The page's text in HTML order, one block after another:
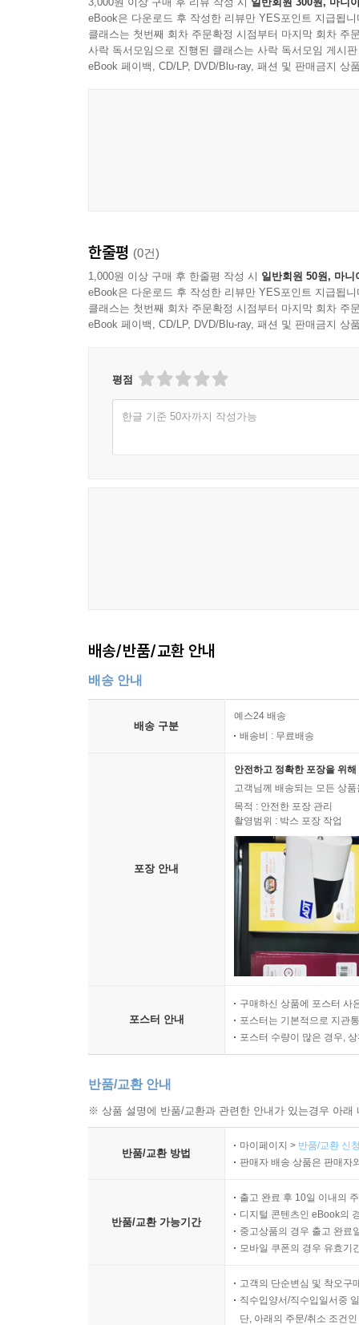
eBook은 다운로드 후 작성한 리뷰만 YES포인트 지급됩니
클래스는 첫번째 회차 주문확정 시점부터 마지막 회차 주
사락 독서모임으로 진행된 클래스는 사락 독서모임 게시
eBook 페이백, CD/LP, DVD/Blu-ray, 패션 및 판매금지 상
한줄평 (0건)
1,000원 이상 구매 후 한줄평 작성 시 일반회원 50원, 마니
eBook은 다운로드 후 작성한 리뷰만 YES포인트 지급됩니
클래스는 첫번째 회차 주문확정 시점부터 마지막 회차 주
eBook 페이백, CD/LP, DVD/Blu-ray, 패션 및 판매금지 상
평점
한글 기준 50자까지 작성가능
배송/반품/교환 안내
배송 안내
배송 구분
예스24 배송
배송비 : 무료배송
포장 안내
안전하고 정확한 포장을 위
고객님께 배송되는 모든 상
목적 : 안전한 포장 관리
촬영범위 : 박스 포장 작업
포스터 안내
구매하신 상품에 포스터 사
포스터는 기본적으로 지관
포스터 수량이 많은 경우,
반품/교환 안내
※ 상품 설명에 반품/교환과 관련한 안내가 있는경우 아
반품/교환 방법
마이페이지 > 반품/교환 신
판매자 배송 상품은 판매자
반품/교환 가능기간
출고 완료 후 10일 이내의
디지털 콘텐츠인 eBook의
중고상품의 경우 출고 완료
모바일 쿠폰의 경우 유효기
고객의 단순변심 및 착오구
직수입양서/직수입일서중
단, 아래의 주문/취소 조건